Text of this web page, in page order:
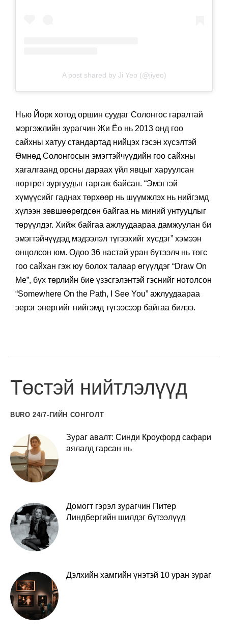
A post shared by Ji Yeo (@jiyeo)
Нью Йорк хотод оршин суудаг Солонгос гаралтай
мэргэжлийн зурагчин Жи Ёо нь 2013 онд гоо
сайхны хатуу стандартад нийцэх гэсэн хүсэлтэй
Өмнөд Солонгосын эмэгтэйчүүдийн гоо сайхны
хагалгаанд орсны дараах үйл явцыг харуулсан
портрет зургуудыг гаргаж байсан. “Эмэгтэй
хүмүүсийг гаднах төрхөөр нь шүүмжлэх нь нийгэмд
хүлээн зөвшөөрөгдсөн байгаа нь миний унтууцлыг
төрүүлдэг. Хийж байгаа ажлуудаараа дамжуулан би
эмэгтэйчүүдэд мэдээлэл түгээхийг хүсдэг” хэмээн
онцолсон юм. Одоо 36 настай уран бүтээлч нь төгс
гоо сайхан гэж юу болох талаар өгүүлдэг “Draw On
Me”, бүх төрлийн бие үзэсгэлэнтэй гэснийг нотолсон
“Somewhere On the Path, I See You” ажлуудаараа
эерэг энергийг нийгэмд түгээсээр байгаа билээ.
Төстэй нийтлэлүүд
BURO 24/7-ГИЙН СОНГОЛТ
Зураг авалт: Синди Кроуфорд сафари
аялалд гарсан нь
Домогт гэрэл зурагчин Питер
Линдбергийн шилдэг бүтээлүүд
Дэлхийн хамгийн үнэтэй 10 уран зураг